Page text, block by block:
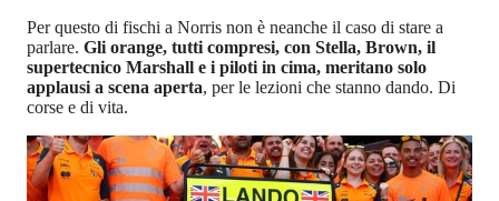
Per questo di fischi a Norris non è neanche il caso di stare a
parlare. Gli orange, tutti compresi, con Stella, Brown, il
supertecnico Marshall e i piloti in cima, meritano solo
applausi a scena aperta, per le lezioni che stanno dando. Di
corse e di vita.